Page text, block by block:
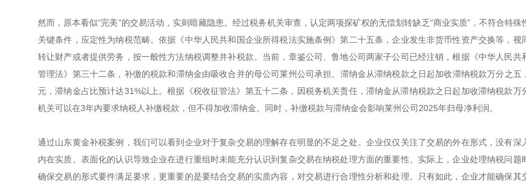
然而，原本看似“完美”的交易活动，实则暗藏隐患。经过税务机关审查，认定两项探矿权的无偿划转缺乏“商业实质”，不符合特殊
关键条件，应定性为纳税范畴。依据《中华人民共和国企业所得税法实施条例》第二十五条，企业发生非货币性资产交换等，视
转让财产或者提供劳务，按一般性方法纳税调整并补税款。当前，章鉴公司、鲁地公司两家子公司已经注销，根据《中华人民共
管理法》第三十二条，补缴的税款和滞纳金由吸收合并的母公司莱州公司承担。滞纳金从滞纳税款之日起加收滞纳税款万分之五
元，滞纳金占比预计达31%以上。根据《税收征管法》第五十二条，因税务机关责任，滞纳金从滞纳税款之日起加收滞纳税款万
机关可以在3年内要求纳税人补缴税款，但不得加收滞纳金。同时，补缴税款与滞纳金会影响莱州公司2025年归母净利润。
通过山东黄金补税案例，我们可以看到企业对于复杂交易的理解存在明显的不足之处。企业仅仅关注了交易的外在形式，没有深
内在实质。表面化的认识导致企业在进行重组时未能充分认识到复杂交易在纳税处理方面的重要性。实际上，企业处理纳税问题
确保交易的形式要件满足要求，更重要的是要结合交易的实质内容，对交易进行合理性分析和处理。只有如此，企业才能确保其